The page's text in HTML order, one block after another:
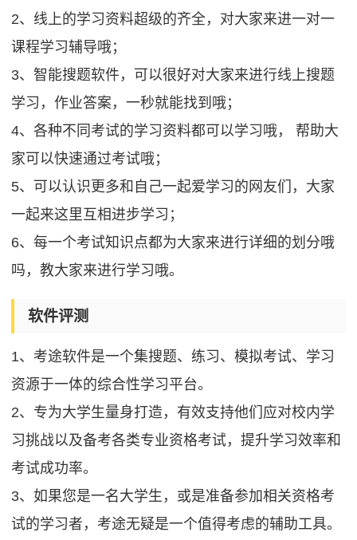
2、线上的学习资料超级的齐全，对大家来进一对一
课程学习辅导哦；
3、智能搜题软件，可以很好对大家来进行线上搜题
学习，作业答案，一秒就能找到哦；
4、各种不同考试的学习资料都可以学习哦， 帮助大
家可以快速通过考试哦；
5、可以认识更多和自己一起爱学习的网友们，大家
一起来这里互相进步学习；
6、每一个考试知识点都为大家来进行详细的划分哦
吗，教大家来进行学习哦。
软件评测
1、考途软件是一个集搜题、练习、模拟考试、学习
资源于一体的综合性学习平台。
2、专为大学生量身打造，有效支持他们应对校内学
习挑战以及备考各类专业资格考试，提升学习效率和
考试成功率。
3、如果您是一名大学生，或是准备参加相关资格考
试的学习者，考途无疑是一个值得考虑的辅助工具。